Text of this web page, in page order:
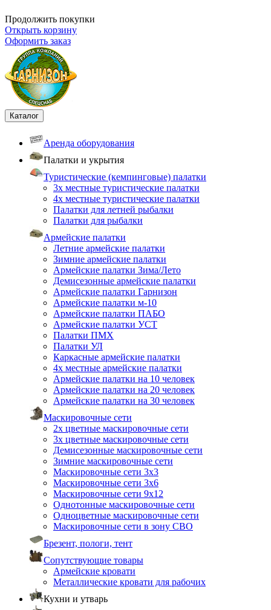
Продолжить покупки
Открыть корзину
Оформить заказ
Каталог
Аренда оборудования
Палатки и укрытия
Туристические (кемпинговые) палатки
3х местные туристические палатки
4х местные туристические палатки
Палатки для летней рыбалки
Палатки для рыбалки
Армейские палатки
Летние армейские палатки
Зимние армейские палатки
Армейские палатки Зима/Лето
Демисезонные армейские палатки
Армейские палатки Гарнизон
Армейские палатки м-10
Армейские палатки ПАБО
Армейские палатки УСТ
Палатки ПМХ
Палатки УЛ
Каркасные армейские палатки
4х местные армейские палатки
Армейские палатки на 10 человек
Армейские палатки на 20 человек
Армейские палатки на 30 человек
Маскировочные сети
2х цветные маскировочные сети
3х цветные маскировочные сети
Демисезонные маскировочные сети
Зимние маскировочные сети
Маскировочные сети 3х3
Маскировочные сети 3х6
Маскировочные сети 9х12
Однотонные маскировочные сети
Одноцветные маскировочные сети
Маскировочные сети в зону СВО
Брезент, пологи, тент
Сопутствующие товары
Армейские кровати
Металлические кровати для рабочих
Кухни и утварь